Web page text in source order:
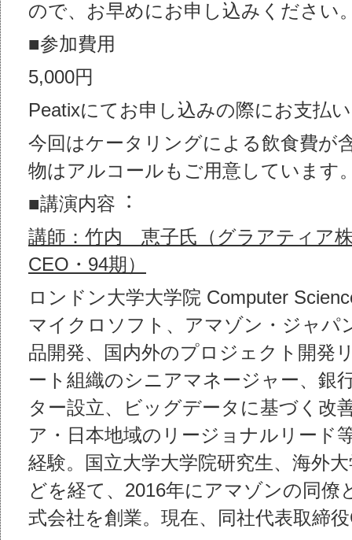
ので、お早めにお申し込みください
■参加費用
5,000円
Peatixにてお申し込みの際にお支払
今回はケータリングによる飲食費が
物はアルコールもご用意しています
■講演内容︓
講師：竹内 恵子氏（グラアティア
CEO・94期）
ロンドン大学大学院 Computer
マイクロソフト、アマゾン・ジャパ
品開発、国内外のプロジェクト開発
ート組織のシニアマネージャー、銀
ター設立、ビッグデータに基づく改
ア・日本地域のリージョナルリード
経験。国立大学大学院研究生、海外
どを経て、2016年にアマゾンの同
式会社を創業。現在、同社代表取締